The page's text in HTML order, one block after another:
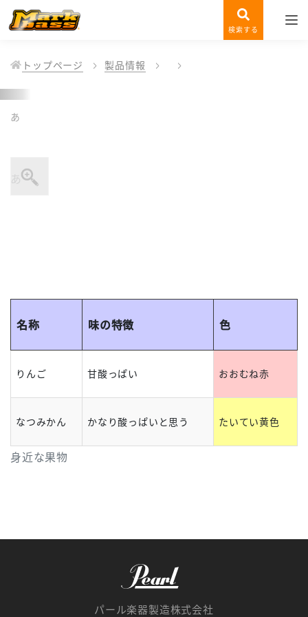
検索する
トップページ 製品情報
あ
あ
身近な果物
名称 味の特徴 色
りんご 甘酸っぱい おおむね赤
なつみかん かなり酸っぱいと思う たいてい黄色
パール楽器製造株式会社